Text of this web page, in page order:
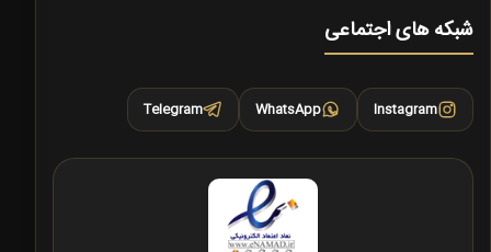
شبکه های اجتماعی
Instagram
WhatsApp
Telegram